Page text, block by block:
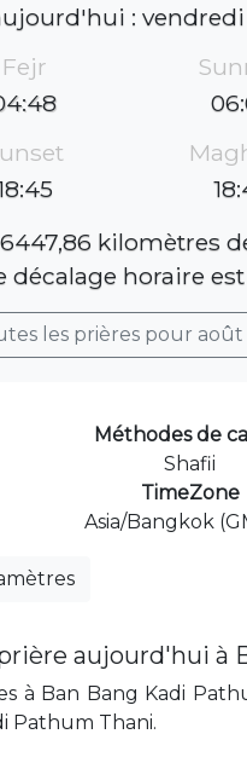
:
Fejr
kilomètres
décalage horaire
les prières pour août
Méthodes de
Shafii
TimeZone
Asia/Bangkok
aujourd'hui à
à Ban Bang Kadi
Pathum Thani.